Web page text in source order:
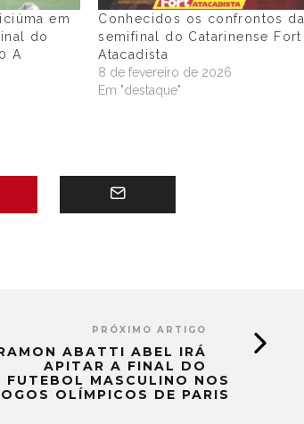
em
do
A
Conhecidos os confrontos da
semifinal do Catarinense Fort
Atacadista
8 de fevereiro de 2026
Em "destaque"
PRÓXIMO ARTIGO
ABATTI ABEL IRÁ
APITAR A FINAL DO
FUTEBOL MASCULINO NOS
OLÍMPICOS DE PARIS